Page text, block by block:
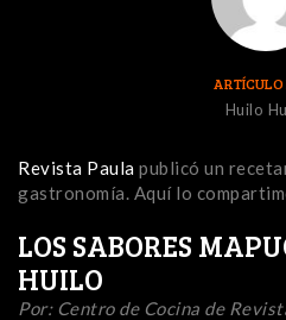
ARTÍCULO
Huilo
Revista Paula publicó un
gastronomía. Aquí lo
LOS SABORES
HUILO
Por: Centro de Cocina de